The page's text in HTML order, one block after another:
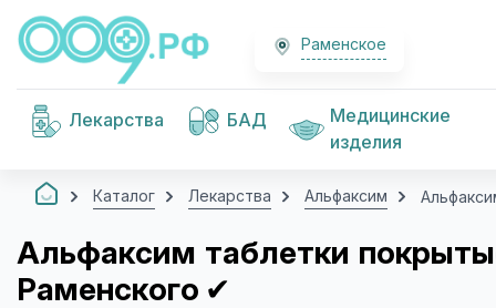
Раменское
Лекарства БАД
Медицинские
изделия
Каталог Лекарства Альфаксим
Альфаксим таблетки
Раменского ✔